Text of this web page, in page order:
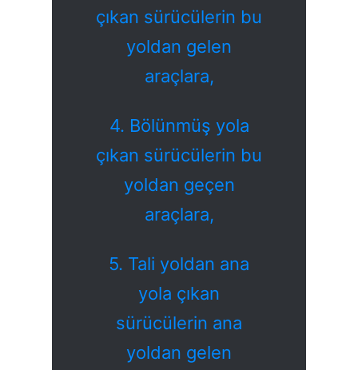
çıkan sürücülerin bu
yoldan gelen
araçlara,
4. Bölünmüş yola
çıkan sürücülerin bu
yoldan geçen
araçlara,
5. Tali yoldan ana
yola çıkan
sürücülerin ana
yoldan gelen